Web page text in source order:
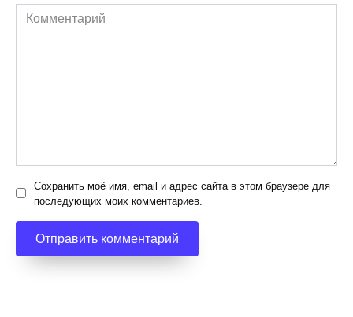
Комментарий
Сохранить моё имя, email и адрес сайта в этом браузере для
последующих моих комментариев.